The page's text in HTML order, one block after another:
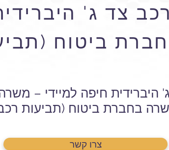
צד ג'
ביטוח
היברידית חיפה למיידי –
בחברת ביטוח (תביעות
צרו קשר